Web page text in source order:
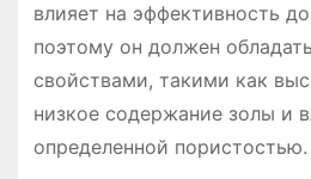
влияет на эффективность
поэтому он должен
свойствами, такими как
низкое содержание золы и
определенной пористостью.